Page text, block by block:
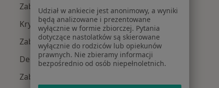
Zaburzenia lękowe w Tarnowie
Kryzys emocjonalny w Tarnowie
Zaburzenia emocjonalne w Tarnowie
Depresja w Tarnowie
Zaburzenia nastroju w Tarnowie
Udział w ankiecie jest anonimowy, a wyniki
będą analizowane i prezentowane
wyłącznie w formie zbiorczej. Pytania
dotyczące nastolatków są skierowane
wyłącznie do rodziców lub opiekunów
prawnych. Nie zbieramy informacji
bezpośrednio od osób niepełnoletnich.